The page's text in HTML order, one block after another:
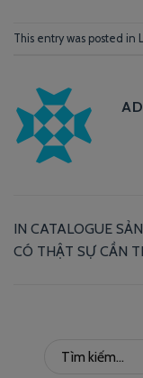
This entry was posted in
IN CATALOGUE
CÓ THẬT SỰ CẦN